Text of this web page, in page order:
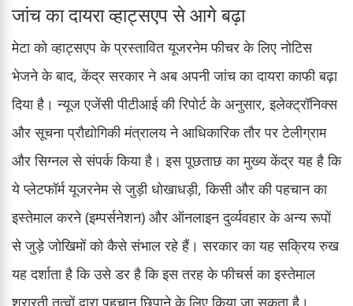
जांच का दायरा व्हाट्सएप से आगे बढ़ा
मेटा को व्हाट्सएप के प्रस्तावित यूजरनेम फीचर के लिए नोटिस
भेजने के बाद, केंद्र सरकार ने अब अपनी जांच का दायरा काफी बढ़ा
दिया है। न्यूज एजेंसी पीटीआई की रिपोर्ट के अनुसार, इलेक्ट्रॉनिक्स
और सूचना प्रौद्योगिकी मंत्रालय ने आधिकारिक तौर पर टेलीग्राम
और सिग्नल से संपर्क किया है। इस पूछताछ का मुख्य केंद्र यह है कि
ये प्लेटफॉर्म यूजरनेम से जुड़ी धोखाधड़ी, किसी और की पहचान का
इस्तेमाल करने (इम्पर्सनेशन) और ऑनलाइन दुर्व्यवहार के अन्य रूपों
से जुड़े जोखिमों को कैसे संभाल रहे हैं। सरकार का यह सक्रिय रुख
यह दर्शाता है कि उसे डर है कि इस तरह के फीचर्स का इस्तेमाल
शरारती तत्वों द्वारा पहचान छिपाने के लिए किया जा सकता है।